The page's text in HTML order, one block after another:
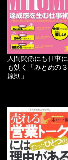
人間関係にも仕事に
も効く「みとめの３
原則」